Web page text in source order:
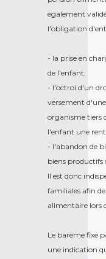
également
l'obligation
- la prise en
de l'enfant;
- l'octroi d'un
versement
organisme tiers
l'enfant une
- l'abandon de
biens productifs
Il est donc
familiales afin
alimentaire lors
Le barème fixé
une indication